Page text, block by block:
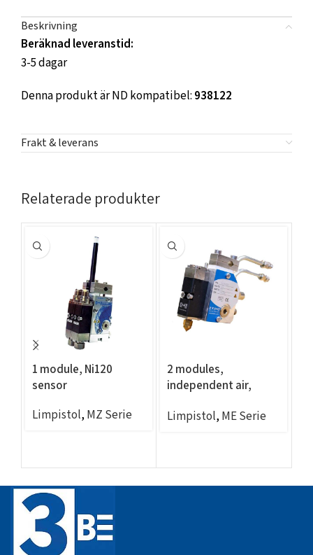
Beskrivning
Beräknad leveranstid:
3-5 dagar
Denna produkt är ND kompatibel: 938122
Frakt & leverans
Relaterade produkter
1 module, Ni120
sensor
Limpistol, MZ Serie
2 modules,
independent air,
centers, Ni120 sensor
Limpistol, ME Serie